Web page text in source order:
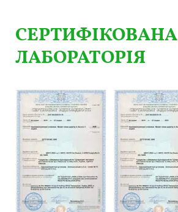
СЕРТИФІКОВАНА
ЛАБОРАТОРІЯ